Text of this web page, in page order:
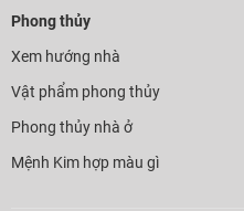
Phong thủy
Xem hướng nhà
Vật phẩm phong thủy
Phong thủy nhà ở
Mệnh Kim hợp màu gì